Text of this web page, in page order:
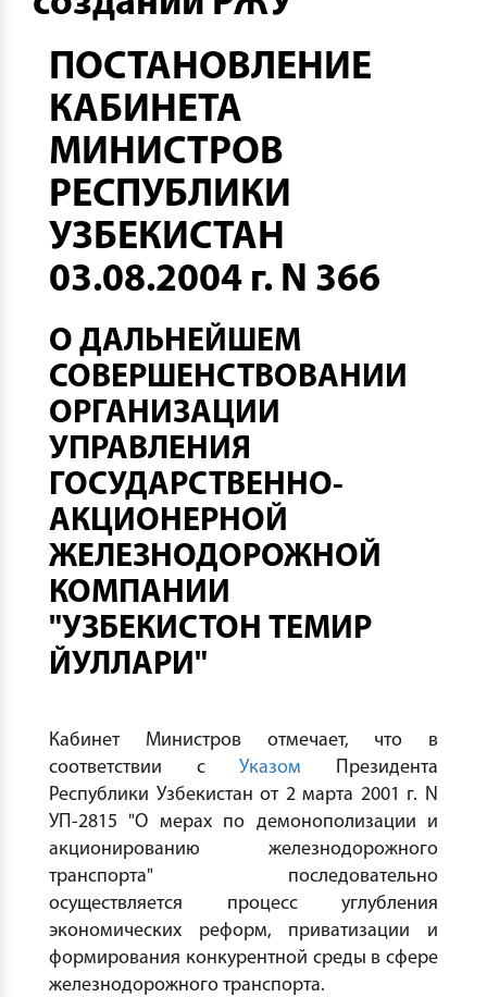
ПОСТАНОВЛЕНИЕ
КАБИНЕТА
МИНИСТРОВ
РЕСПУБЛИКИ
УЗБЕКИСТАН
03.08.2004 г. N 366
О ДАЛЬНЕЙШЕМ
СОВЕРШЕНСТВОВАНИИ
ОРГАНИЗАЦИИ
УПРАВЛЕНИЯ
ГОСУДАРСТВЕННО-
АКЦИОНЕРНОЙ
ЖЕЛЕЗНОДОРОЖНОЙ
КОМПАНИИ
"УЗБЕКИСТОН ТЕМИР
ЙУЛЛАРИ"
Кабинет Министров отмечает, что в
соответствии сУказом Президента
Республики Узбекистан от 2 марта 2001 г. N
УП-2815 "О мерах по демонополизации и
акционированию железнодорожного
транспорта" последовательно
осуществляется процесс углубления
экономических реформ, приватизации и
формирования конкурентной среды в сфере
железнодорожного транспорта.